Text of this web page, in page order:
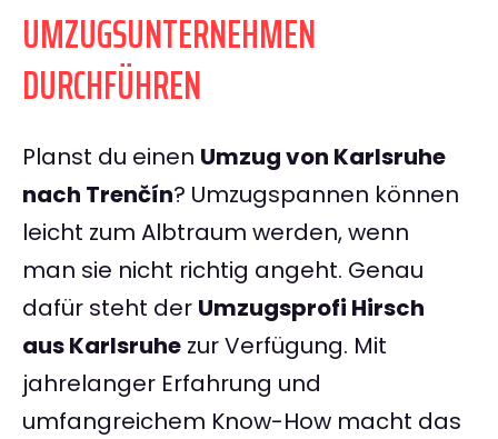
UMZUGSUNTERNEHMEN
DURCHFÜHREN
Planst du einen Umzug von Karlsruhe
nach Trenčín? Umzugspannen können
leicht zum Albtraum werden, wenn
man sie nicht richtig angeht. Genau
dafür steht der Umzugsprofi Hirsch
aus Karlsruhe zur Verfügung. Mit
jahrelanger Erfahrung und
umfangreichem Know-How macht das